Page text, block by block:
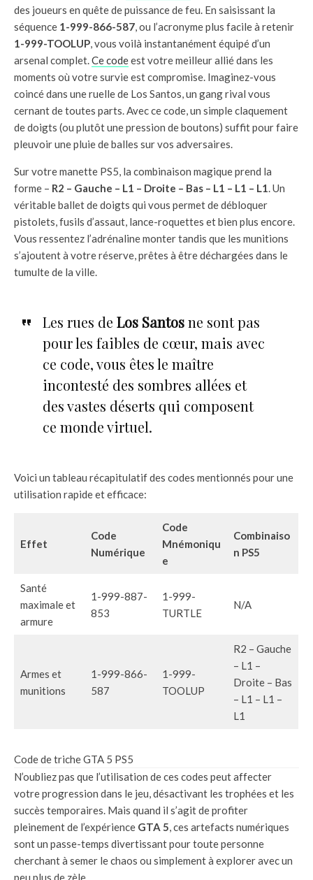
des joueurs en quête de puissance de feu. En saisissant la
séquence 1-999-866-587, ou l’acronyme plus facile à retenir
1-999-TOOLUP, vous voilà instantanément équipé d’un
arsenal complet.Ce codeest votre meilleur allié dans les
moments où votre survie est compromise. Imaginez-vous
coincé dans une ruelle de Los Santos, un gang rival vous
cernant de toutes parts. Avec ce code, un simple claquement
de doigts (ou plutôt une pression de boutons) suffit pour faire
pleuvoir une pluie de balles sur vos adversaires.
Sur votre manette PS5, la combinaison magique prend la
forme – R2 – Gauche – L1 – Droite – Bas – L1 – L1 – L1. Un
véritable ballet de doigts qui vous permet de débloquer
pistolets, fusils d’assaut, lance-roquettes et bien plus encore.
Vous ressentez l’adrénaline monter tandis que les munitions
s’ajoutent à votre réserve, prêtes à être déchargées dans le
tumulte de la ville.
Les rues de Los Santosne sont pas
pour les faibles de cœur, mais avec
ce code, vous êtes le maître
incontesté des sombres allées et
des vastes déserts qui composent
ce monde virtuel.
Voici un tableau récapitulatif des codes mentionnés pour une
utilisation rapide et efficace:
Effet
Code
Numérique
Code
Mnémoniqu
e
Combinaiso
n PS5
Santé
maximale et
armure
1-999-887-
853
1-999-
TURTLE
N/A
Armes et
munitions
1-999-866-
587
1-999-
TOOLUP
R2 – Gauche
– L1 –
Droite – Bas
– L1 – L1 –
L1
Code de triche GTA 5 PS5
N’oubliez pas que l’utilisation de ces codes peut affecter
votre progression dans le jeu, désactivant les trophées et les
succès temporaires. Mais quand il s’agit de profiter
pleinement de l’expérience GTA 5, ces artefacts numériques
sont un passe-temps divertissant pour toute personne
cherchant à semer le chaos ou simplement à explorer avec un
peu plus de zèle.